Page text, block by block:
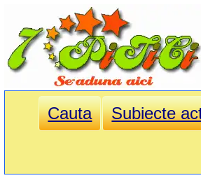
Cauta Subiecte